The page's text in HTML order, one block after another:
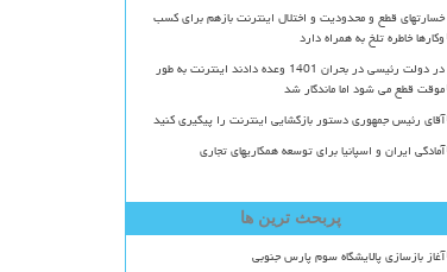
خسارتهای قطع و محدودیت و اختلال اینترنت بازهم برای کسب
وکارها خاطره تلخ به همراه دارد
در دولت رئیسی در بحران 1401 وعده دادند اینترنت به طور
موقت قطع می شود اما ماندگار شد
آقای رئیس جمهوری دستور بازگشایی اینترنت را پیگیری کنید
آمادگی ایران و اسپانیا برای توسعه همکاریهای تجاری
پربحث ترین ها
آغاز بازسازی پالایشگاه سوم پارس جنوبی